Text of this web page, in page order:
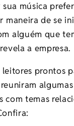
música
maneira de se
alguém que
a empresa.
leitores prontos
com temas